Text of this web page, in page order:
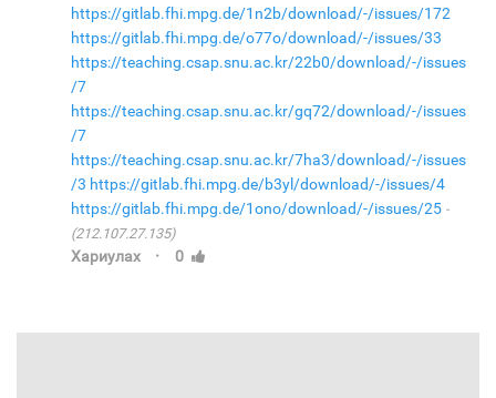
https://gitlab.fhi.mpg.de/1n2b/download/-/issues/172
https://gitlab.fhi.mpg.de/o77o/download/-/issues/33
https://teaching.csap.snu.ac.kr/22b0/download/-/issues
/7
https://teaching.csap.snu.ac.kr/gq72/download/-/issues
/7
https://teaching.csap.snu.ac.kr/7ha3/download/-/issues
/3 https://gitlab.fhi.mpg.de/b3yl/download/-/issues/4
https://gitlab.fhi.mpg.de/1ono/download/-/issues/25
(212.107.27.135)
Хариулах · 0